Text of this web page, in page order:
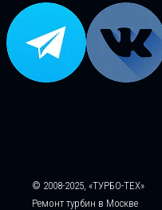
© 2008-2025, «ТУРБО-ТЕХ»
Ремонт турбин в Москве